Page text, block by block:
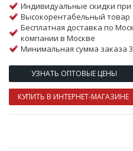
Индивидуальные скидки
Высокорентабельный товар
Бесплатная доставка по
компании в Москве
Минимальная сумма заказа
УЗНАТЬ ОПТОВЫЕ ЦЕНЫ
КУПИТЬ В ИНТЕРНЕТ-МАГАЗИНЕ